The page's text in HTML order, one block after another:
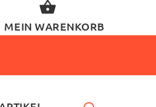
MEIN WARENKORB